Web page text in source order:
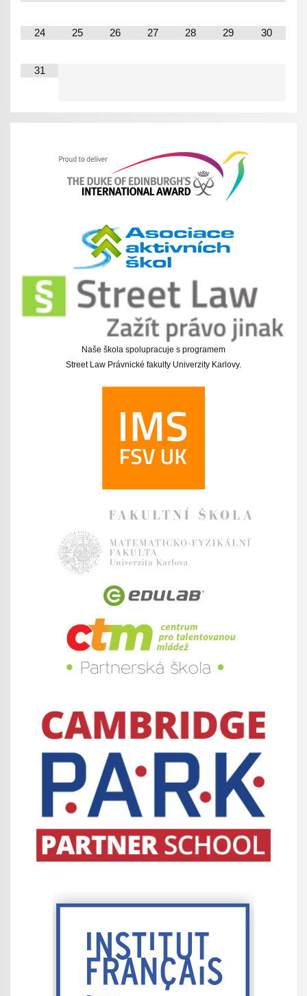
24 25 26 27 28 29 30
31
Naše škola spolupracuje s programem
Street Law Právnické fakulty Univerzity Karlovy.